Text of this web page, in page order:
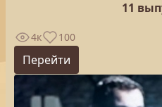
11
4к 100
Перейти